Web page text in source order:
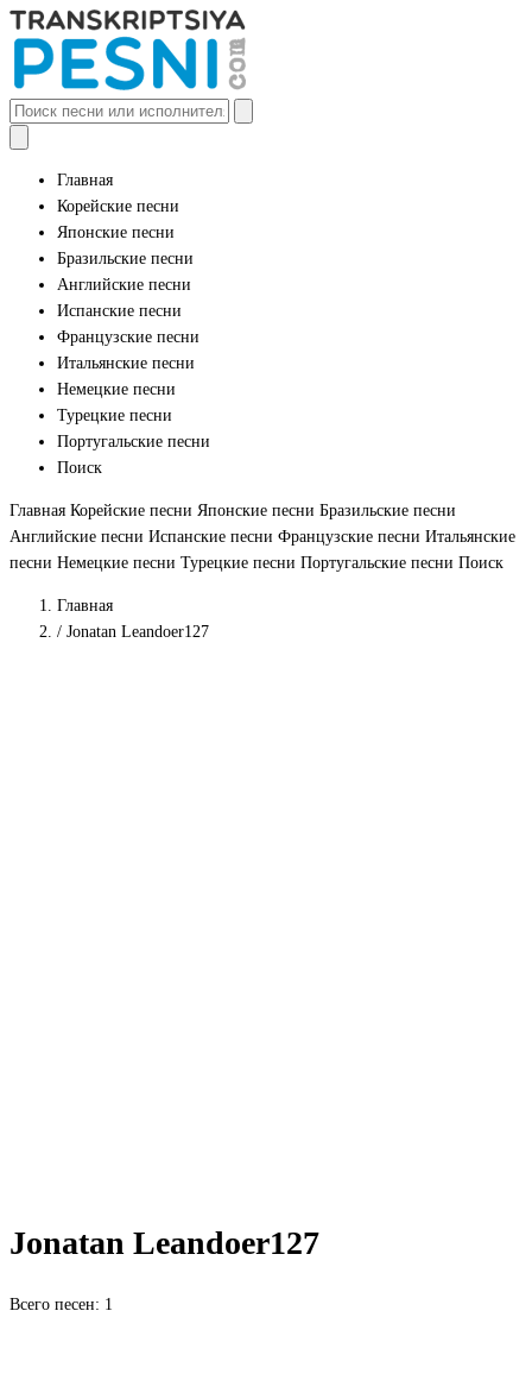
Главная
Корейские песни
Японские песни
Бразильские песни
Английские песни
Испанские песни
Французские песни
Итальянские песни
Немецкие песни
Турецкие песни
Португальские песни
Поиск
Главная Корейские песни Японские песни Бразильские песни
Английские песни Испанские песни Французские песни Итальянские
песни Немецкие песни Турецкие песни Португальские песни Поиск
Главная
/ Jonatan Leandoer127
Jonatan Leandoer127
Всего песен: 1